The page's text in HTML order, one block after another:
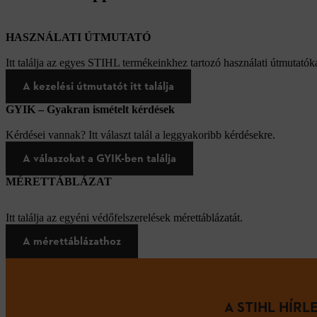
HASZNÁLATI ÚTMUTATÓ
Itt találja az egyes STIHL termékeinkhez tartozó használati
A kezelési útmutatót itt találja
GYIK – Gyakran ismételt kérdések
Kérdései vannak? Itt választ talál a leggyakoribb kérdésekre.
A válaszokat a GYIK-ben találja
MÉRETTÁBLÁZAT
Itt találja az egyéni védőfelszerelések mérettáblázatát.
A mérettáblázathoz
A STIHL